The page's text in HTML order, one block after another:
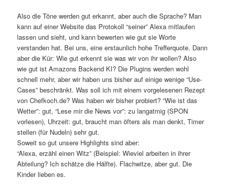
Also die Töne werden gut erkannt, aber auch die Sprache? Man
kann auf einer Website das Protokoll “seiner” Alexa mitlaufen
lassen und sieht, und kann bewerten wie gut sie Worte
verstanden hat. Bei uns, eine erstaunlich hohe Trefferquote. Dann
aber die Kür: Wie gut erkennt sie was wir von ihr wollen? Also
wie gut ist Amazons Backend KI? Die Plugins werden wohl
schnell mehr, aber wir haben uns bisher auf einige wenige “Use-
Cases” beschränkt. Was soll ich mit einem vorgelesenen Rezept
von Chefkoch.de? Was haben wir bisher probiert? “Wie ist das
Wetter”: gut, “Lese mir die News vor”: zu langatmig (SPON
vorlesen), Uhrzeit: gut, braucht man öfters als man denkt, Timer
stellen (für Nudeln) sehr gut.
Soweit so gut unsere Highlights sind aber:
“Alexa, erzähl einen Witz” (Beispiel: Wieviel arbeiten in ihrer
Abteilung? Ich schätze die Hälfte). Flachwitze, aber gut. Die
Kinder lieben es.